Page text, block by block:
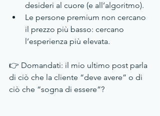
desideri al cuore (e all’algoritmo).
Le persone premium non cercano
il prezzo più basso: cercano
l’esperienza più elevata.
👉 Domandati: il mio ultimo post parla
di ciò che la cliente “deve avere” o di
ciò che “sogna di essere”?